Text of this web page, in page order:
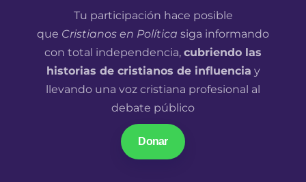
Tu participación hace posible
que Cristianos en Política siga informando
con total independencia, cubriendo las
historias de cristianos de influencia y
llevando una voz cristiana profesional al
debate público
Donar